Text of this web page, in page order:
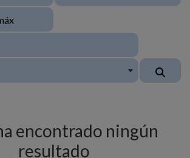
encontrado ningún
resultado